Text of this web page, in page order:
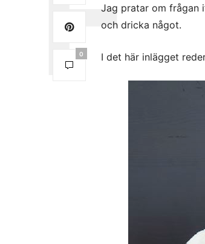
0
Jag pratar om frågan
och dricka något.
I det här inlägget